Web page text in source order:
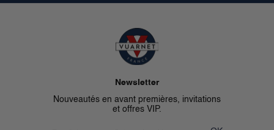
Newsletter
Nouveautés en avant premières, invitations
et offres VIP.